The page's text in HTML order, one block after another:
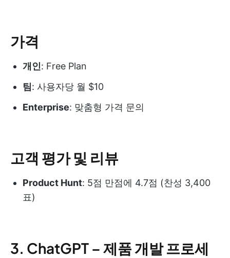
가격
개인: Free Plan
팀: 사용자당 월 $10
Enterprise: 맞춤형 가격 문의
고객 평가 및 리뷰
Product Hunt: 5점 만점에 4.7점 (찬성 3,400
표)
3. ChatGPT – 제품 개발 프로세